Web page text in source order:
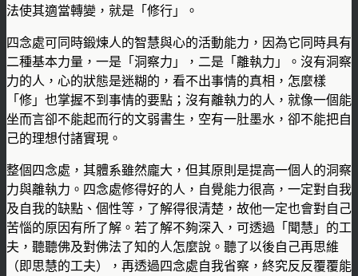
法使其適當轉變，就是「修行」。
四念處可同時鍛煉人的智慧與心的活動能力，因為它同時具有
二種基本力量，一是「洞察力」，二是「離執力」。沒有洞察
力的人，心的狀態是迷糊的，看不出事情的真相，怎麼樣
「修」也掌握不到事情的要點；沒有離執力的人，就像一個能
坐而言卻不能起而行的文弱書生，空有一肚墨水，卻不能把自
己的理想付諸實現。
整個四念處，其體系雖然龐大，但其原則是提高一個人的洞察
力與離執力。四念處修得好的人，自覺能力很高，一定對自我
及自我的缺點、個性等，了解得很清楚，故他一定也會對自己
苦惱的原因有所了解。若了解不夠深入，可透過「聞慧」的工
夫，聽聽佛及對佛法了知的人怎麼說。聽了以後自己再思維
（即思慧的工夫），再透過四念處自我省察，終究反反覆覆能